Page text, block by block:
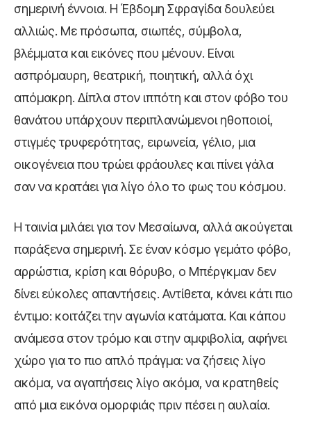
σημερινή έννοια. Η Έβδομη Σφραγίδα δουλεύει
αλλιώς. Με πρόσωπα, σιωπές, σύμβολα,
βλέμματα και εικόνες που μένουν. Είναι
ασπρόμαυρη, θεατρική, ποιητική, αλλά όχι
απόμακρη. Δίπλα στον ιππότη και στον φόβο του
θανάτου υπάρχουν περιπλανώμενοι ηθοποιοί,
στιγμές τρυφερότητας, ειρωνεία, γέλιο, μια
οικογένεια που τρώει φράουλες και πίνει γάλα
σαν να κρατάει για λίγο όλο το φως του κόσμου.
Η ταινία μιλάει για τον Μεσαίωνα, αλλά ακούγεται
παράξενα σημερινή. Σε έναν κόσμο γεμάτο φόβο,
αρρώστια, κρίση και θόρυβο, ο Μπέργκμαν δεν
δίνει εύκολες απαντήσεις. Αντίθετα, κάνει κάτι πιο
έντιμο: κοιτάζει την αγωνία κατάματα. Και κάπου
ανάμεσα στον τρόμο και στην αμφιβολία, αφήνει
χώρο για το πιο απλό πράγμα: να ζήσεις λίγο
ακόμα, να αγαπήσεις λίγο ακόμα, να κρατηθείς
από μια εικόνα ομορφιάς πριν πέσει η αυλαία.